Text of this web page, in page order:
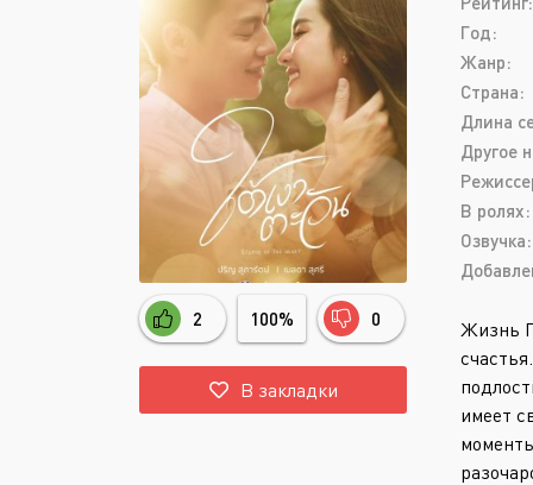
Комедия
Криминал
Мелодрама
2 100% 0
В закладки
Год:
Жанр:
Страна:
Длина
Другое
В ролях:
Озвучка:
Жизнь
имеет